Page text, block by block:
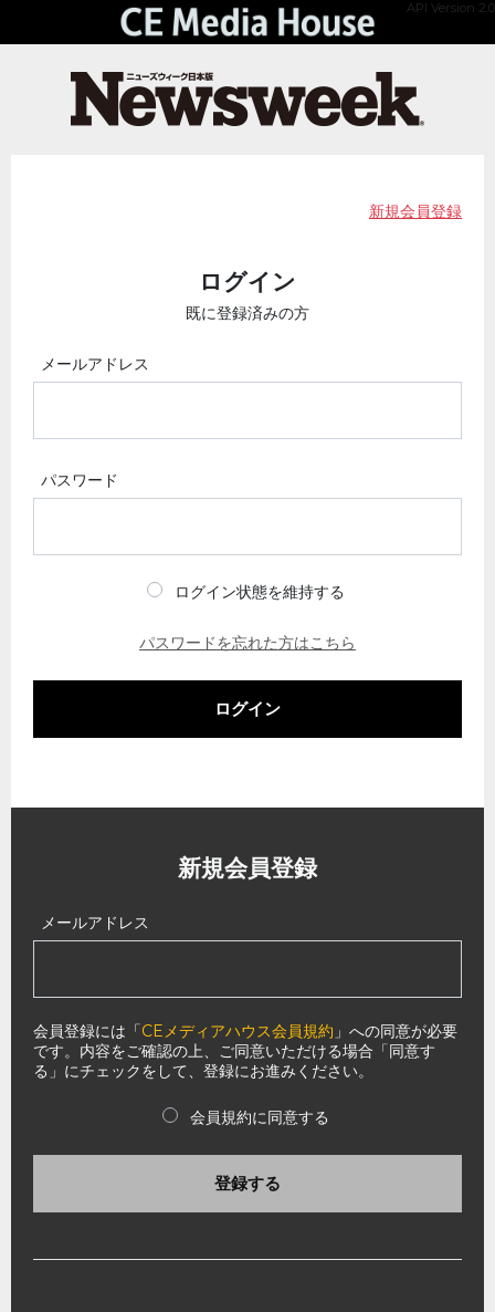
API Version 2.0
新規会員登録
ログイン
既に登録済みの方
メールアドレス
パスワード
ログイン状態を維持する
パスワードを忘れた方はこちら
ログイン
新規会員登録
メールアドレス
会員登録には「CEメディアハウス会員規約 」への同意が必要
です。内容をご確認の上、ご同意いただける場合「同意す
る」にチェックをして、登録にお進みください。
会員規約に同意する
登録する